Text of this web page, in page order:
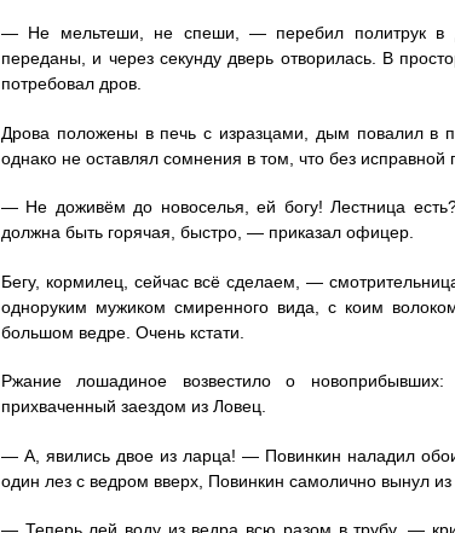
— Не мельтеши, не спеши, — перебил политрук в
переданы, и через секунду дверь отворилась. В
потребовал дров.
Дрова положены в печь с изразцами, дым повалил в
однако не оставлял сомнения в том, что без исправной
— Не доживём до новоселья, ей богу! Лестница
должна быть горячая, быстро, — приказал офицер.
Бегу, кормилец, сейчас всё сделаем, —
одноруким мужиком смиренного вида, с коим
большом ведре. Очень кстати.
Ржание лошадиное возвестило о
прихваченный заездом из Ловец.
— А, явились двое из ларца! — Повинкин наладил
один лез с ведром вверх, Повинкин самолично вынул